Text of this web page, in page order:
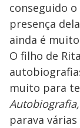
conseguido
presença
ainda é
O filho de
muito para
Autobiografia,
parava várias